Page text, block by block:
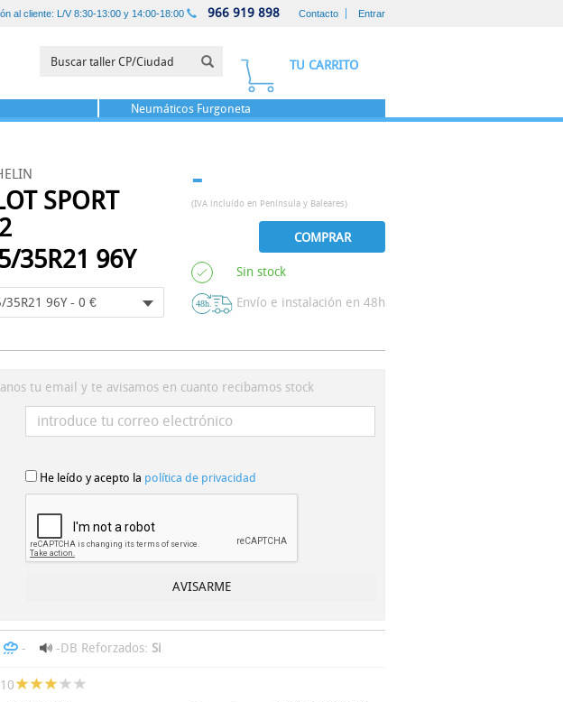
al cliente: L/V 8:30-13:00 y 14:00-18:00 966 919 898 Contacto Entrar
TU CARRITO
Neumáticos Furgoneta
SPORT
35R21 96Y
35R21 96Y - 0 €
-
(IVA incluído en Península y Baleares)
COMPRAR
Sin stock
Envío e instalación en 48h
tu email y te avisamos en cuanto recibamos stock
He leído y acepto la política de privacidad
- -DB Reforzados: Si